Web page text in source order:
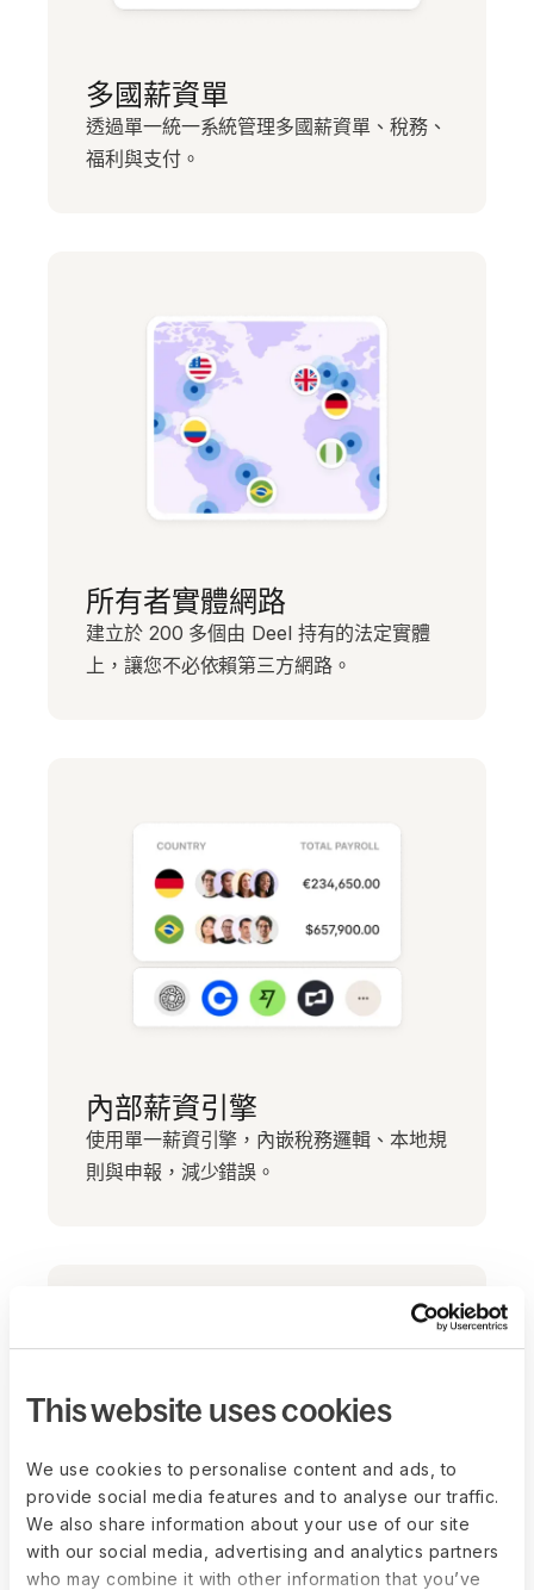
This website uses cookies
We use cookies to personalise content and ads, to
provide social media features and to analyse our traffic.
We also share information about your use of our site
with our social media, advertising and analytics partners
who may combine it with other information that you’ve
多國薪資單
透過單一統一系統管理多國薪資單、稅務、
福利與支付。
所有者實體網路
建立於 200 多個由 Deel 持有的法定實體
上，讓您不必依賴第三方網路。
內部薪資引擎
使用單一薪資引擎，內嵌稅務邏輯、本地規
則與申報，減少錯誤。